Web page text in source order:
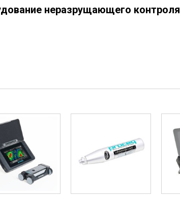
(ИХЛА)
неразрущающего контроля